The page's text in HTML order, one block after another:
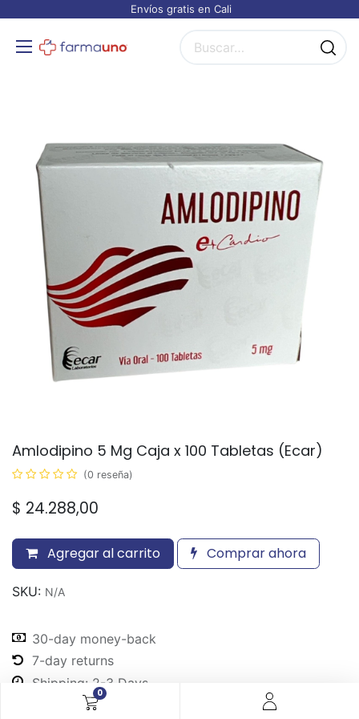
0
Envíos gratis en Cali
Amlodipino 5 Mg Caja x 100 Tabletas (Ecar)
(0 reseña)
$ 24.288,00
Agregar al carrito Comprar ahora
SKU: N/A
30-day money-back
7-day returns
Shipping: 2-3 Days